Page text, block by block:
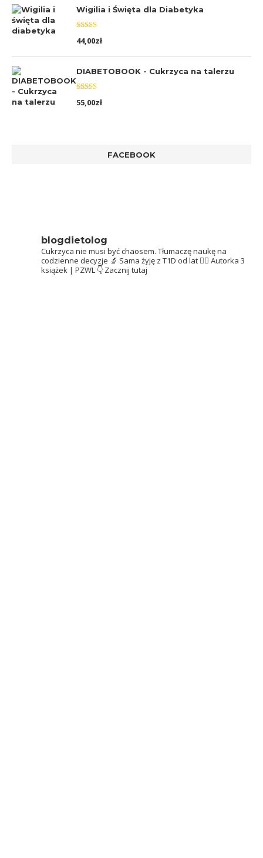
Wigilia i Święta dla Diabetyka
Oceniono
5.00na 5
44,00zł
DIABETOBOOK - Cukrzyca na talerzu
Oceniono
5.00na 5
55,00zł
FACEBOOK
blogdietolog
Cukrzyca nie musi być chaosem. Tłumaczę naukę na
codzienne decyzje 🔬 Sama żyję z T1D od lat 👩‍⚕️ Autorka 3
książek | PZWL 👇 Zacznij tutaj